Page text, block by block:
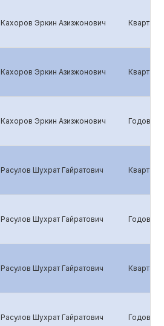
Кахоров Эркин Азизжонович
Кахоров Эркин Азизжонович
Кахоров Эркин Азизжонович Годовой
Расулов Шухрат Гайратович
Расулов Шухрат Гайратович Годовой
Расулов Шухрат Гайратович
Расулов Шухрат Гайратович Годовой